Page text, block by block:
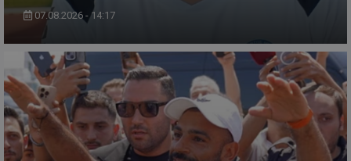
07.08.2026 - 14:17